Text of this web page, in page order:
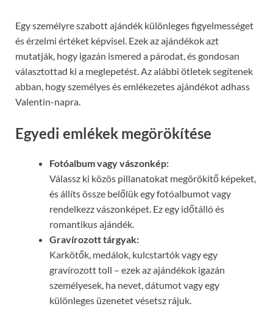
Egy személyre szabott ajándék különleges figyelmességet
és érzelmi értéket képvisel. Ezek az ajándékok azt
mutatják, hogy igazán ismered a párodat, és gondosan
választottad ki a meglepetést. Az alábbi ötletek segítenek
abban, hogy személyes és emlékezetes ajándékot adhass
Valentin-napra.
Egyedi emlékek megörökítése
Fotóalbum vagy vászonkép:
Válassz ki közös pillanatokat megörökítő képeket,
és állíts össze belőlük egy fotóalbumot vagy
rendelkezz vászonképet. Ez egy időtálló és
romantikus ajándék.
Gravírozott tárgyak:
Karkötők, medálok, kulcstartók vagy egy
gravírozott toll – ezek az ajándékok igazán
személyesek, ha nevet, dátumot vagy egy
különleges üzenetet vésetsz rájuk.